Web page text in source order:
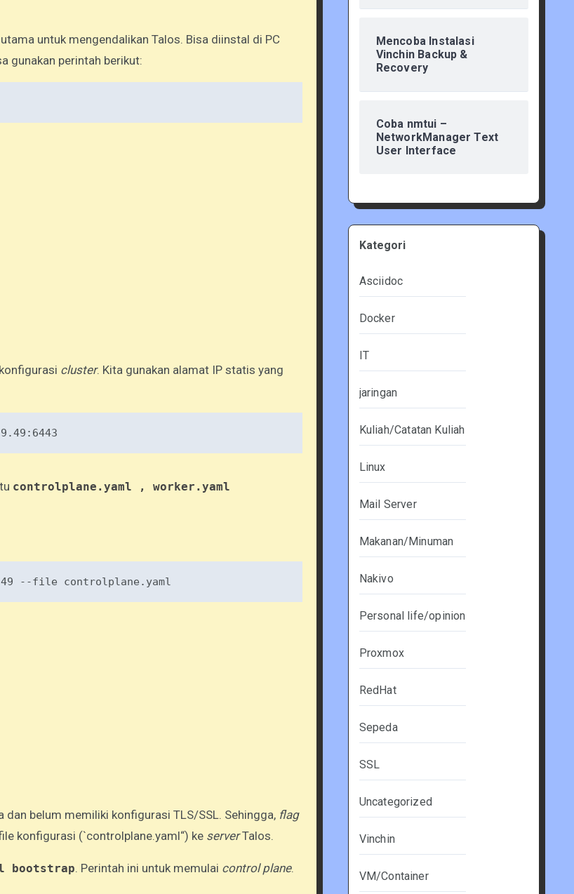
untuk mengendalikan Talos. Bisa diinstal di PC
gunakan perintah berikut:
cluster. Kita gunakan alamat IP statis yang
controlplane.yaml , worker.yaml
--file controlplane .yaml
dan belum memiliki konfigurasi TLS/SSL. Sehingga, flag
konfigurasi (`controlplane.yaml“) ke serverTalos.
bootstrap. Perintah ini untuk memulai control plane.
Mencoba Instalasi
Vinchin Backup &
Recovery
Coba nmtui –
NetworkManager Text
User Interface
Kategori
Asciidoc
Docker
IT
jaringan
Kuliah/Catatan Kuliah
Linux
Mail Server
Makanan/Minuman
Nakivo
Personal life/opinion
Proxmox
RedHat
Sepeda
SSL
Uncategorized
Vinchin
VM/Container